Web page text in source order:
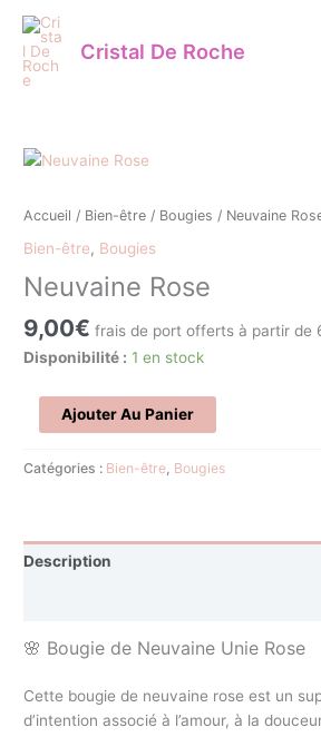
contenu
Cristal De Roche
Accueil / Bien-être / Bougies / Neuvaine
Bien-être, Bougies
Neuvaine Rose
9,00€ frais de port offerts à partir de
Disponibilité : 1 en stock
quantité
Neuvaine
Ajouter Au Panier
Catégories : Bien-être Bougies
Description
🌸 Bougie de Neuvaine Unie Rose
Cette bougie de neuvaine rose est un
d’intention associé à l’amour, à la